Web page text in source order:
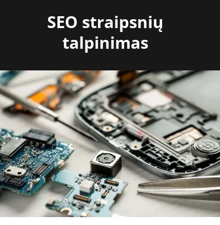
SEO straipsnių
talpinimas